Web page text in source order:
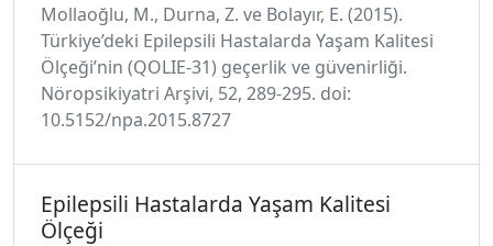
Mollaoğlu, M., Durna, Z. ve Bolayır, E. (2015).
Türkiye’deki Epilepsili Hastalarda Yaşam Kalitesi
Ölçeği’nin (QOLIE-31) geçerlik ve güvenirliği.
Nöropsikiyatri Arşivi, 52, 289-295. doi:
10.5152/npa.2015.8727
Epilepsili Hastalarda Yaşam Kalitesi
Ölçeği